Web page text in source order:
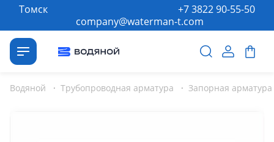
Томск
company@waterman-t.com
+7 3822 90-55-50
Водяной · Трубопроводная арматура · Запорная арматура